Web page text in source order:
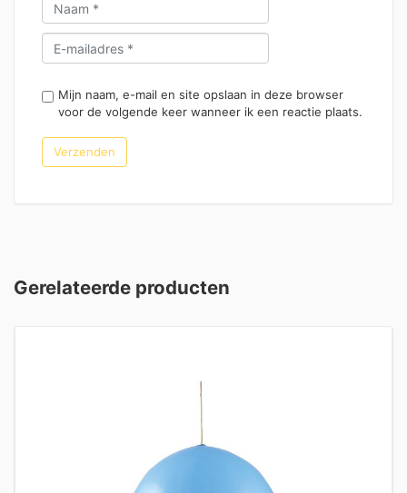
Mijn naam, e-mail en site opslaan in deze browser
voor de volgende keer wanneer ik een reactie plaats.
Gerelateerde producten